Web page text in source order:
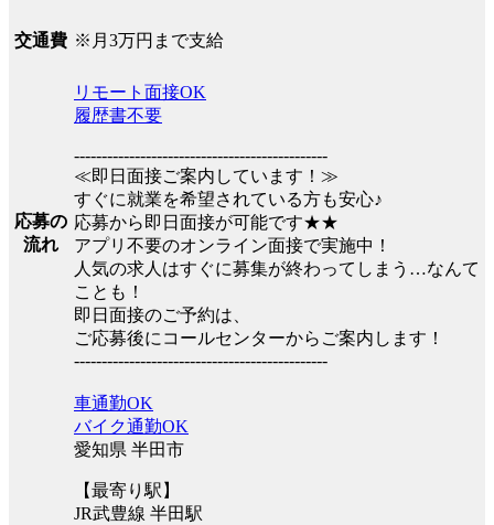
交通費 ※月3万円まで支給
応募の
流れ
リモート面接OK
履歴書不要
----------------------------------------------
≪即日面接ご案内しています！≫
すぐに就業を希望されている方も安心♪
応募から即日面接が可能です★★
アプリ不要のオンライン面接で実施中！
人気の求人はすぐに募集が終わってしまう…なんて
ことも！
即日面接のご予約は、
ご応募後にコールセンターからご案内します！
----------------------------------------------
車通勤OK
バイク通勤OK
愛知県 半田市
【最寄り駅】
JR武豊線 半田駅